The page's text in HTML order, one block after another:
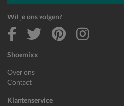
Shoemixx
Over ons
Contact
Klantenservice
Wil je ons volgen?